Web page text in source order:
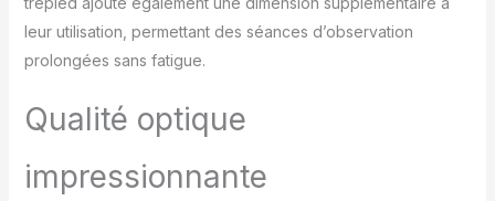
professionnelle pour une
prisme BAK4 et d'une
à traitement multicouche
complet (FMC), qui
leur utilisation, permettant des séances d’observation
prolongées sans fatigue.
Qualité optique
impressionnante